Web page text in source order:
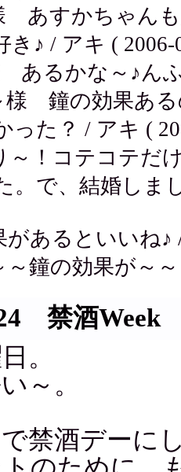
あすかちゃんも
き♪ / アキ ( 2006-
あるかな～♪ん
様 鐘の効果ある
った？ / アキ (
～！コテコテだ
。で、結婚しま
があるといいね
～鐘の効果が～
禁酒Week
。
～。
禁酒デーに